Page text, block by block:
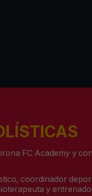
FC Academy y
, coordinador
y